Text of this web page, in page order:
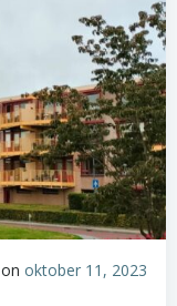
on oktober 11, 2023